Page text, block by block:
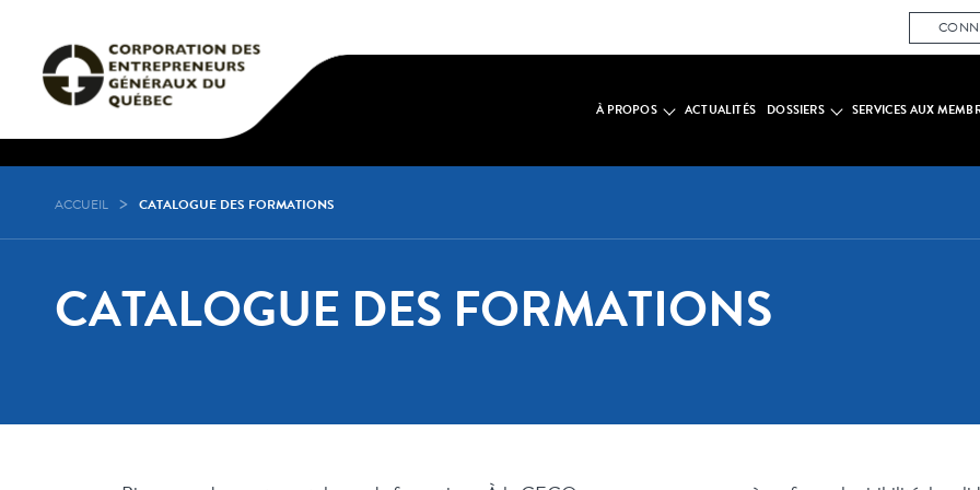
À PROPOS ACTUALITÉS DOSSIERS SERVICES AUX
ACCUEIL CATALOGUE DES FORMATIONS
CATALOGUE DES FORMATIONS